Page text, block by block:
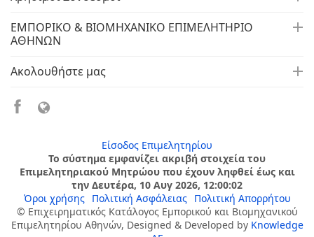
ΕΜΠΟΡΙΚΟ & ΒΙΟΜΗΧΑΝΙΚΟ ΕΠΙΜΕΛΗΤΗΡΙΟ
ΑΘΗΝΩΝ
Ακολουθήστε μας
Είσοδος Επιμελητηρίου
Το σύστημα εμφανίζει ακριβή στοιχεία του
Επιμελητηριακού Μητρώου που έχουν ληφθεί έως και
την Δευτέρα, 10 Αυγ 2026, 12:00:02
Όροι χρήσης
Πολιτική Ασφάλειας
Πολιτική Απορρήτου
© Επιχειρηματικός Κατάλογος Εμπορικού και Βιομηχανικού
Επιμελητηρίου Αθηνών, Designed & Developed by Knowledge